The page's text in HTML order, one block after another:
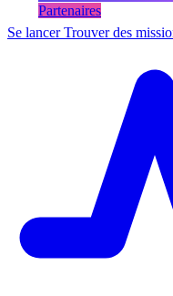
Partenaires
Se lancerTrouver des